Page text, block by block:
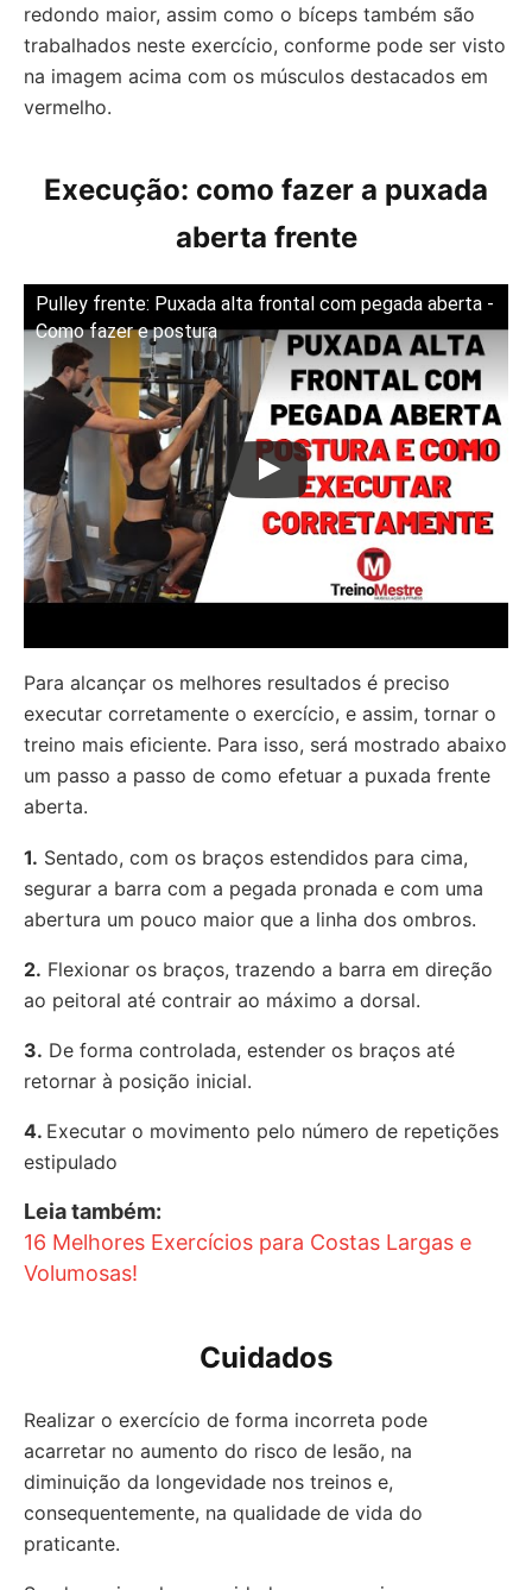
redondo maior, assim como o bíceps também são
trabalhados neste exercício, conforme pode ser visto
na imagem acima com os músculos destacados em
vermelho.
Execução: como fazer a puxada
aberta frente
Pulley frente: Puxada alta frontal com pegada aberta -
Como fazer e postura
Para alcançar os melhores resultados é preciso
executar corretamente o exercício, e assim, tornar o
treino mais eficiente. Para isso, será mostrado abaixo
um passo a passo de como efetuar a puxada frente
aberta.
1. Sentado, com os braços estendidos para cima,
segurar a barra com a pegada pronada e com uma
abertura um pouco maior que a linha dos ombros.
2. Flexionar os braços, trazendo a barra em direção
ao peitoral até contrair ao máximo a dorsal.
3. De forma controlada, estender os braços até
retornar à posição inicial.
4. Executar o movimento pelo número de repetições
estipulado
Leia também:
16 Melhores Exercícios para Costas Largas e
Volumosas!
Cuidados
Realizar o exercício de forma incorreta pode
acarretar no aumento do risco de lesão, na
diminuição da longevidade nos treinos e,
consequentemente, na qualidade de vida do
praticante.